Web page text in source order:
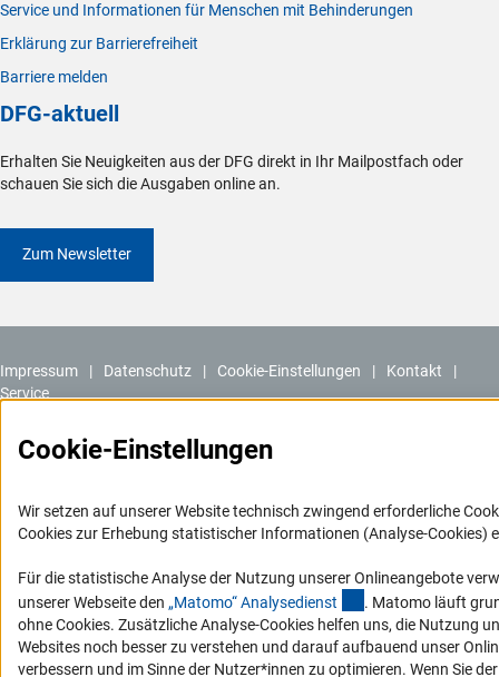
Service und Informationen für Menschen mit Behinderungen
Erklärung zur Barrierefreiheit
Barriere melden
DFG-aktuell
Erhalten Sie Neuigkeiten aus der DFG direkt in Ihr Mailpostfach oder
schauen Sie sich die Ausgaben online an.
Zum Newsletter
Impressum Datenschutz Cookie-Einstellungen
Kontakt
Service
Cookie-Einstellungen
Wir setzen auf unserer Website technisch zwingend erforderliche
Cookies zur Erhebung statistischer Informationen (Analyse-Cookies)
Für die statistische Analyse der Nutzung unserer Onlineangebote
unserer Webseite den „Matomo“ Analysedienst (externer Link)
. Matomo läuft
ohne Cookies. Zusätzliche Analyse-Cookies helfen uns, die Nutzung
Websites noch besser zu verstehen und darauf aufbauend unser
verbessern und im Sinne der Nutzer*innen zu optimieren. Wenn Sie